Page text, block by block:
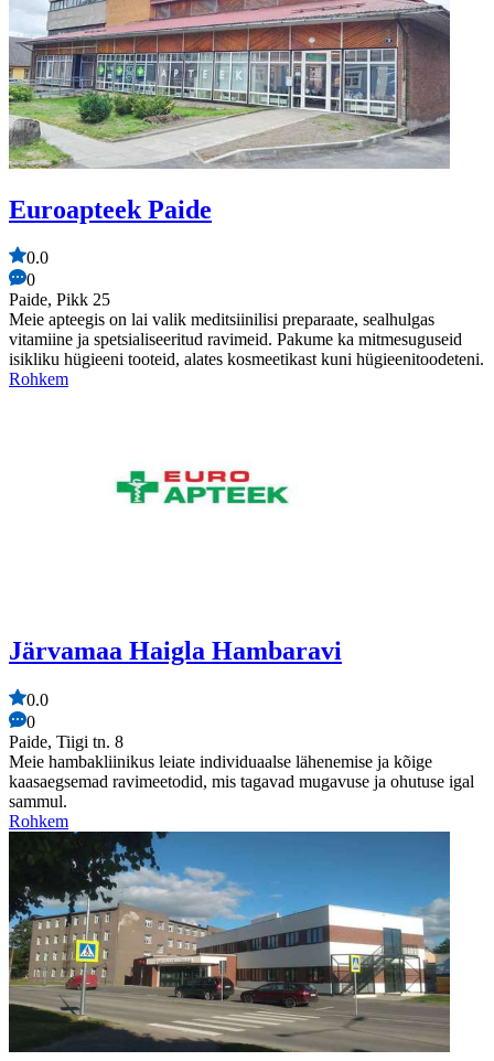
Euroapteek Paide
0.0
0
Paide, Pikk 25
Meie apteegis on lai valik meditsiinilisi preparaate, sealhulgas
vitamiine ja spetsialiseeritud ravimeid. Pakume ka mitmesuguseid
isikliku hügieeni tooteid, alates kosmeetikast kuni hügieenitoodeteni.
Rohkem
Järvamaa Haigla Hambaravi
0.0
0
Paide, Tiigi tn. 8
Meie hambakliinikus leiate individuaalse lähenemise ja kõige
kaasaegsemad ravimeetodid, mis tagavad mugavuse ja ohutuse igal
sammul.
Rohkem